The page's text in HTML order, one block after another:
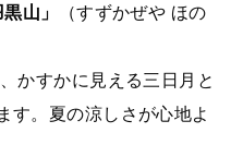
山」
（すずかぜや ほの
かすかに見える三日月と
す。夏の涼しさが心地よ